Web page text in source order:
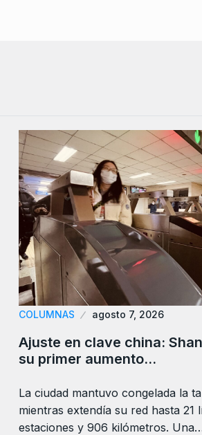
COLUMNAS agosto 7, 2026
Ajuste en clave china:
su primer aumento…
La ciudad mantuvo congelada la
mientras extendía su red hasta 21
estaciones y 906 kilómetros.